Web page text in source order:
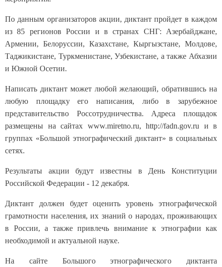
По данным организаторов акции, диктант пройдет в каждом
из 85 регионов России и в странах СНГ: Азербайджане,
Армении, Белоруссии, Казахстане, Кыргызстане, Молдове,
Таджикистане, Туркменистане, Узбекистане, а также Абхазии
и Южной Осетии.
Написать диктант может любой желающий, обратившись на
любую площадку его написания, либо в зарубежное
представительство Россотрудничества. Адреса площадок
размещены на сайтах www.miretno.ru, http://fadn.gov.ru и в
группах «Большой этнографический диктант» в социальных
сетях.
Результаты акции будут известны в День Конституции
Российской Федерации - 12 декабря.
Диктант должен будет оценить уровень этнографической
грамотности населения, их знаний о народах, проживающих
в России, а также привлечь внимание к этнографии как
необходимой и актуальной науке.
На сайте Большого этнографического диктанта